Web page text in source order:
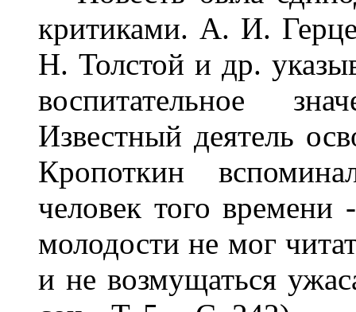
критиками. А. И.
Н. Толстой и др.
воспитательное
Известный деятель
Кропоткин
человек того
молодости не мог
и не возмущаться